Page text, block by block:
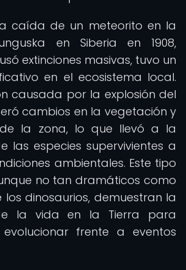
caída de un meteorito en la
en Siberia en 1908,
extinciones masivas, tuvo un
en el ecosistema local.
causada por la explosión del
cambios en la vegetación y
la zona, lo que llevó a la
las especies supervivientes a
ambientales. Este tipo
no tan dramáticos como
los dinosaurios, demuestran la
la vida en la Tierra para
frente a eventos